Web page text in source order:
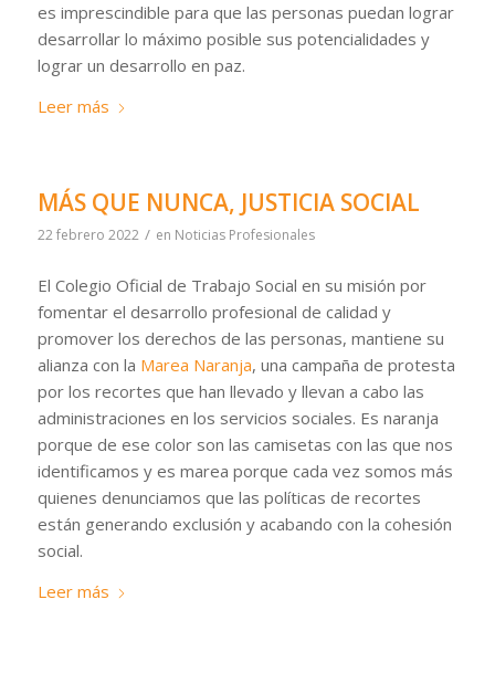
es imprescindible para que las personas puedan lograr
desarrollar lo máximo posible sus potencialidades y
lograr un desarrollo en paz.
Leer más
MÁS QUE NUNCA, JUSTICIA SOCIAL
22 febrero 2022 / en Noticias Profesionales
El Colegio Oficial de Trabajo Social en su misión por
fomentar el desarrollo profesional de calidad y
promover los derechos de las personas, mantiene su
alianza con la Marea Naranja, una campaña de protesta
por los recortes que han llevado y llevan a cabo las
administraciones en los servicios sociales. Es naranja
porque de ese color son las camisetas con las que nos
identificamos y es marea porque cada vez somos más
quienes denunciamos que las políticas de recortes
están generando exclusión y acabando con la cohesión
social.
Leer más